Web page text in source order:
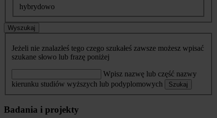
hybrydowo
Wyszukaj
Jeżeli nie znalazłeś tego czego szukałeś zawsze możesz wpisać
szukane słowo lub frazę poniżej
Wpisz nazwę lub część nazwy
kierunku studiów wyższych lub podyplomowych
Szukaj
Badania i projekty